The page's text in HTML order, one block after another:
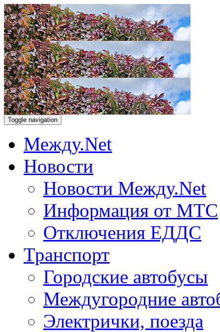
Toggle navigation
Между.Net
Новости
Новости Между.Net
Информация от МТС
Отключения ЕДДС
Транспорт
Городские автобусы
Междугородние
Электрички, поезда